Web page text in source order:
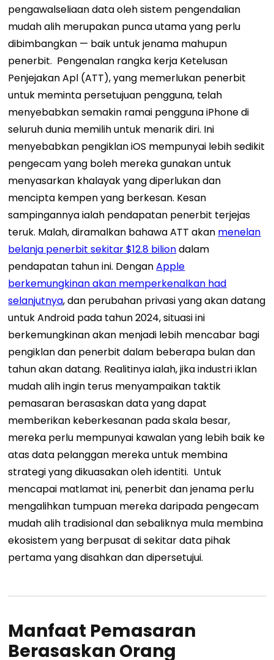
pengawalseliaan data oleh sistem pengendalian
mudah alih merupakan punca utama yang perlu
dibimbangkan — baik untuk jenama mahupun
penerbit. Pengenalan rangka kerja Ketelusan
Penjejakan Apl (ATT), yang memerlukan penerbit
untuk meminta persetujuan pengguna, telah
menyebabkan semakin ramai pengguna iPhone di
seluruh dunia memilih untuk menarik diri. Ini
menyebabkan pengiklan iOS mempunyai lebih sedikit
pengecam yang boleh mereka gunakan untuk
menyasarkan khalayak yang diperlukan dan
mencipta kempen yang berkesan. Kesan
sampingannya ialah pendapatan penerbit terjejas
teruk. Malah, diramalkan bahawa ATT akan menelan
belanja penerbit sekitar $12.8 biliondalam
pendapatan tahun ini. DenganApple
berkemungkinan akan memperkenalkan had
selanjutnya, dan perubahan privasi yang akan datang
untuk Android pada tahun 2024, situasi ini
berkemungkinan akan menjadi lebih mencabar bagi
pengiklan dan penerbit dalam beberapa bulan dan
tahun akan datang. Realitinya ialah, jika industri iklan
mudah alih ingin terus menyampaikan taktik
pemasaran berasaskan data yang dapat
memberikan keberkesanan pada skala besar,
mereka perlu mempunyai kawalan yang lebih baik ke
atas data pelanggan mereka untuk membina
strategi yang dikuasakan oleh identiti. Untuk
mencapai matlamat ini, penerbit dan jenama perlu
mengalihkan tumpuan mereka daripada pengecam
mudah alih tradisional dan sebaliknya mula membina
ekosistem yang berpusat di sekitar data pihak
pertama yang disahkan dan dipersetujui.
Manfaat Pemasaran
Berasaskan Orang